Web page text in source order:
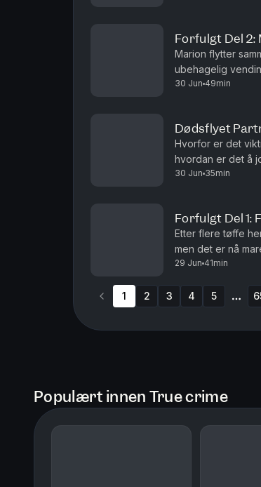
Forfulgt Del 2:
Marion flytter
ubehagelig
salgspartner
30 Jun 49min
Dødsflyet
Hvorfor er det
hvordan er det å
snakke?
30 Jun 35min
Forfulgt Del 1:
Etter flere tøffe
men det er nå
vår salgspartner
29 Jun 41min
1 2 3 4 5
Populært innen True crime